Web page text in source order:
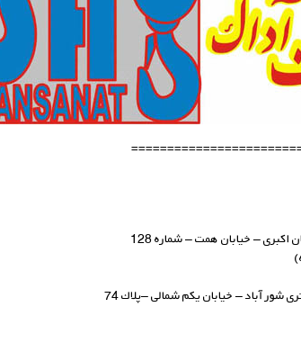
اکبری – خیابان همت – شماره 128